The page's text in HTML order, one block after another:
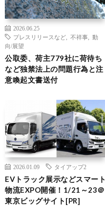
2026.06.25
プレスリリースなど
不祥事
動
向/展望
公取委、荷主779社に荷待ち
など独禁法上の問題行為と注
意喚起文書送付
2026.01.09 タイアップ2
EVトラック展示などスマート
物流EXPO開催！1/21～23＠
東京ビッグサイト[PR]